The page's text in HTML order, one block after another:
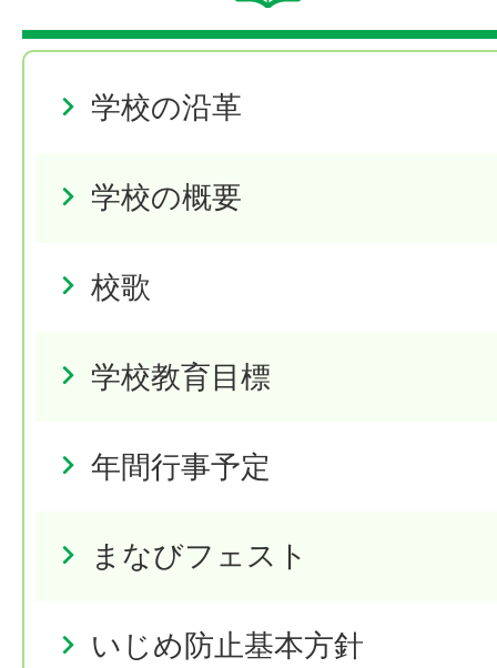
学校の沿革
学校の概要
校歌
学校教育目標
年間行事予定
まなびフェスト
いじめ防止基本方針